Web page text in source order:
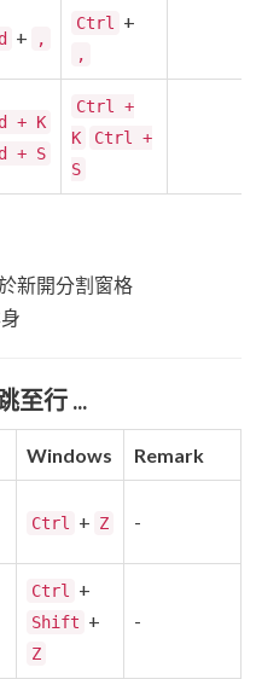
+ ,
Ctrl +
,
+ K
+ S
Ctrl +
K
Ctrl +
S
新開分割窗格
至行 ...
Windows Remark
Ctrl + Z -
Ctrl +
Shift +
Z
-